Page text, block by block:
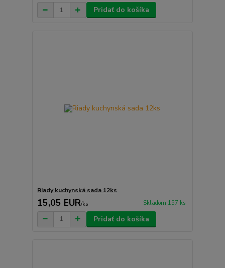
Pridať do košíka
Riady kuchynská sada 12ks
15,05 EUR/ks Skladom 157 ks
Pridať do košíka